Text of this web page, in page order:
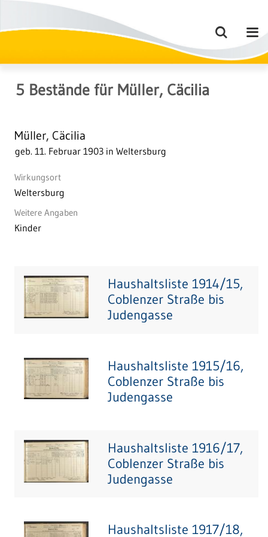
5 Bestände für Müller, Cäcilia
Müller, Cäcilia
geb. 11. Februar 1903 in Weltersburg
Wirkungsort
Weltersburg
Weitere Angaben
Kinder
Haushaltsliste 1914/15,
Coblenzer Straße bis
Judengasse
Haushaltsliste 1915/16,
Coblenzer Straße bis
Judengasse
Haushaltsliste 1916/17,
Coblenzer Straße bis
Judengasse
Haushaltsliste 1917/18,